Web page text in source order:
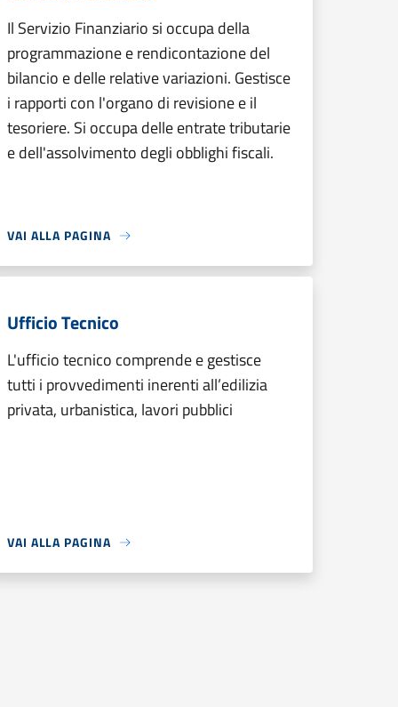
Il Servizio Finanziario si occupa della
programmazione e rendicontazione del
bilancio e delle relative variazioni. Gestisce
i rapporti con l'organo di revisione e il
tesoriere. Si occupa delle entrate tributarie
e dell'assolvimento degli obblighi fiscali.
VAI ALLA PAGINA
Ufficio Tecnico
L'ufficio tecnico comprende e gestisce
tutti i provvedimenti inerenti all’edilizia
privata, urbanistica, lavori pubblici
VAI ALLA PAGINA